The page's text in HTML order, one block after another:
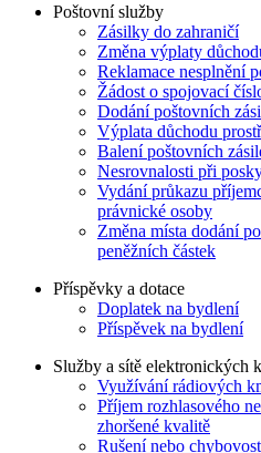
Poštovní služby
Zásilky do zahraničí
Změna výplaty
Reklamace nesplnění
Žádost o spojovací
Dodání poštovních
Výplata důchodu
Balení poštovních
Nesrovnalosti při
Vydání průkazu
právnické osoby
Změna místa dodání
peněžních částek
Příspěvky a dotace
Doplatek na bydlení
Příspěvek na bydlení
Služby a sítě elektronických
Využívání rádiových
Příjem rozhlasového
zhoršené kvalitě
Rušení nebo